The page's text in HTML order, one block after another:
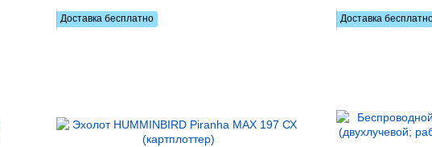
Доставка бесплатно Доставка